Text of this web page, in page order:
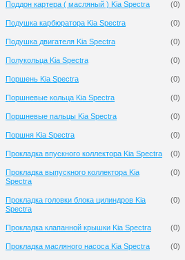
Поддон картера ( масляный ) Kia Spectra (0)
Подушка карбюратора Kia Spectra (0)
Подушка двигателя Kia Spectra (0)
Полукольца Kia Spectra (0)
Поршень Kia Spectra (0)
Поршневые кольца Kia Spectra (0)
Поршневые пальцы Kia Spectra (0)
Поршня Kia Spectra (0)
Прокладка впускного коллектора Kia Spectra (0)
Прокладка выпускного коллектора Kia
Spectra
(0)
Прокладка головки блока цилиндров Kia
Spectra
(0)
Прокладка клапанной крышки Kia Spectra (0)
Прокладка масляного насоса Kia Spectra (0)